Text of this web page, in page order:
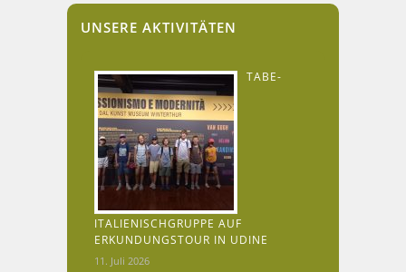
UNSERE AKTIVITÄTEN
TABE-
ITALIENISCHGRUPPE AUF
ERKUNDUNGSTOUR IN UDINE
11. Juli 2026